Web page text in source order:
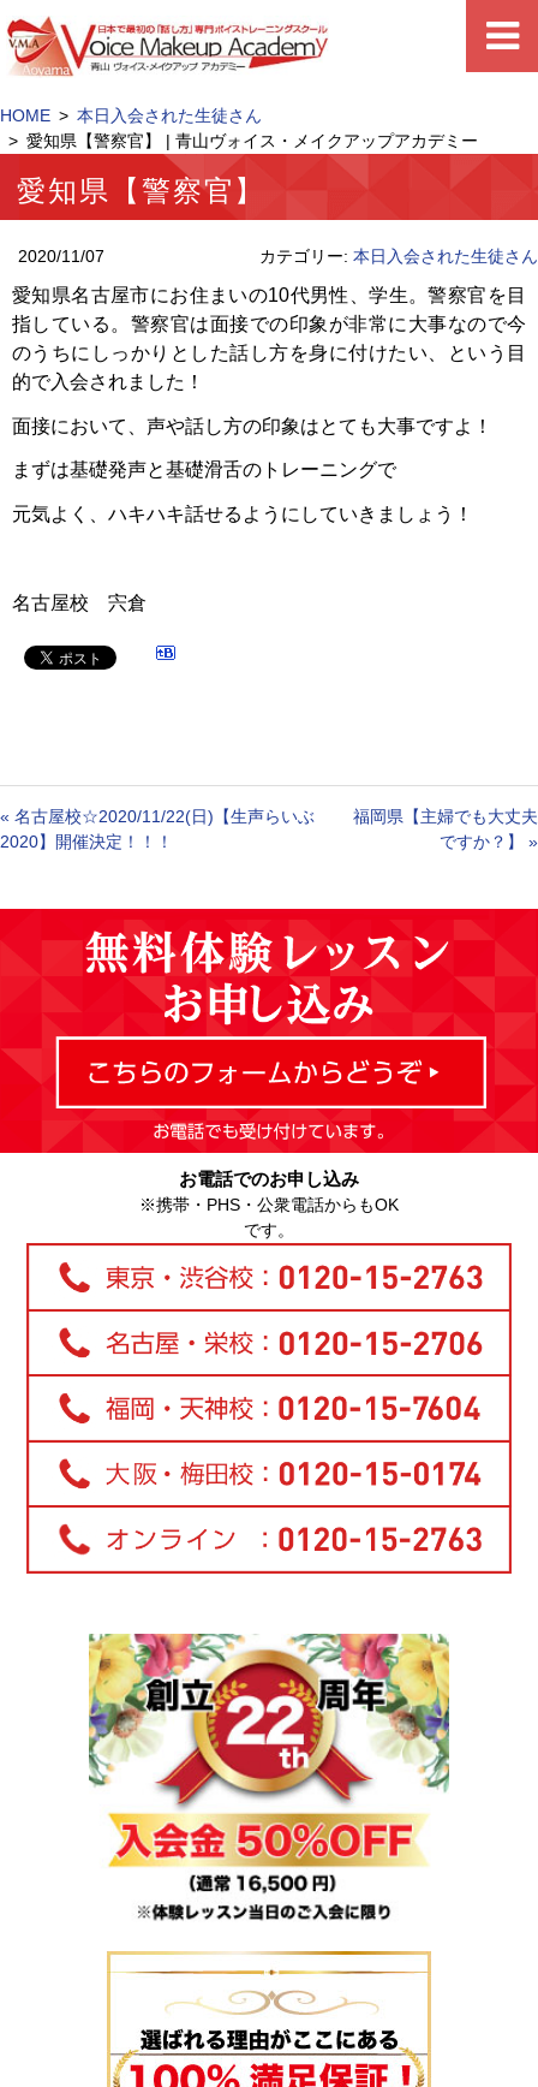
HOME
本日入会された生徒さん
愛知県【警察官】 | 青山ヴォイス・メイクアップアカデミー
愛知県【警察官】
2020/11/07 カテゴリー: 本日入会された生徒さん
愛知県名古屋市にお住まいの10代男性、学生。警察官を目
指している。警察官は面接での印象が非常に大事なので今
のうちにしっかりとした話し方を身に付けたい、という目
的で入会されました！
面接において、声や話し方の印象はとても大事ですよ！
まずは基礎発声と基礎滑舌のトレーニングで
元気よく、ハキハキ話せるようにしていきましょう！
名古屋校 宍倉
« 名古屋校☆2020/11/22(日)【生声らいぶ
2020】開催決定！！！
福岡県【主婦でも大丈夫
ですか？】
»
お電話でのお申し込み
※携帯・PHS・公衆電話からもOK
です。